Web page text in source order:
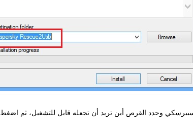
وحدد القرص أين تريد أن تجعله قابل للتشغيل، ثم اضغط